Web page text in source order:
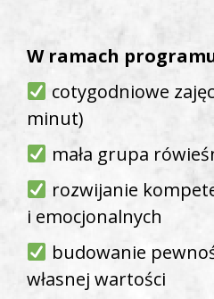
W ramach
cotygodniowe
minut)
mała grupa
rozwijanie
i emocjonalnych
budowanie
własnej wartości